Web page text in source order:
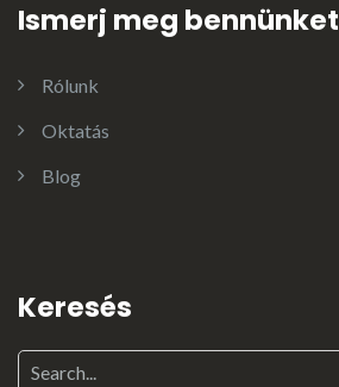
Ismerj meg bennünket
Rólunk
Oktatás
Blog
Keresés